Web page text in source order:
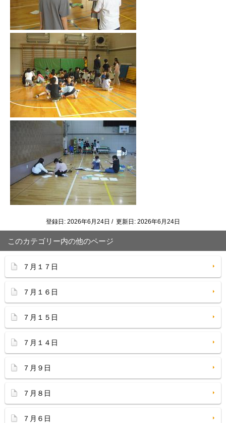
登録日: 2026年6月24日 / 更新日: 2026年6月24日
このカテゴリー内の他のページ
７月１７日
７月１６日
７月１５日
７月１４日
７月９日
７月８日
７月６日